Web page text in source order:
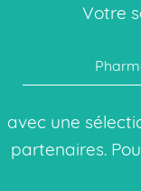
Votre
avec une
partenaires.